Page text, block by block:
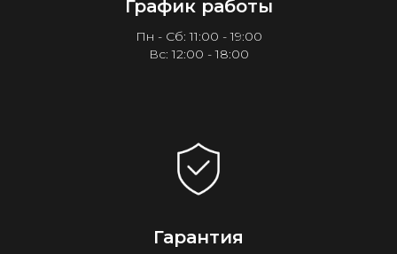
График работы
Пн - Сб: 11:00 - 19:00
Вс: 12:00 - 18:00
Гарантия